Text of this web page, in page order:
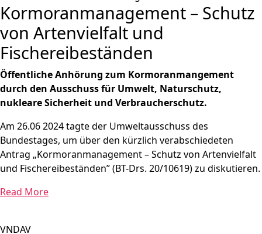
Kormoranmanagement – Schutz
von Artenvielfalt und
Fischereibeständen
Öffentliche Anhörung zum Kormoranmangement
durch den Ausschuss für Umwelt, Naturschutz,
nukleare Sicherheit und Verbraucherschutz.
Am 26.06 2024 tagte der Umweltausschuss des
Bundestages, um über den kürzlich verabschiedeten
Antrag „Kormoranmanagement – Schutz von Artenvielfalt
und Fischereibeständen” (BT-Drs. 20/10619) zu diskutieren.
Read More
VNDAV